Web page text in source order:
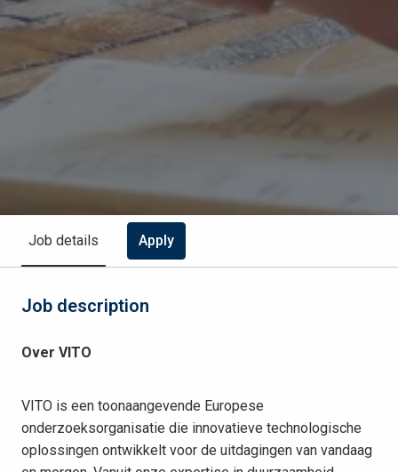
Job details Apply
Job description
Over VITO
VITO is een toonaangevende Europese
onderzoeksorganisatie die innovatieve technologische
oplossingen ontwikkelt voor de uitdagingen van vandaag